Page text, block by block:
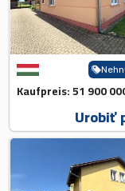
Urobiť